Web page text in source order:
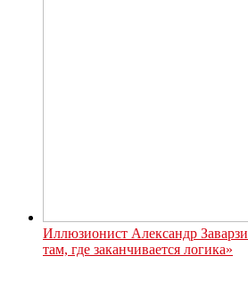
Иллюзионист Александр
там, где заканчивается логика»